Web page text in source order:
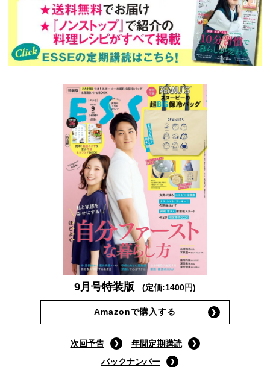
9月号特装版 (定価:1400円)
Amazonで購入する
次回予告
年間定期購読
バックナンバー